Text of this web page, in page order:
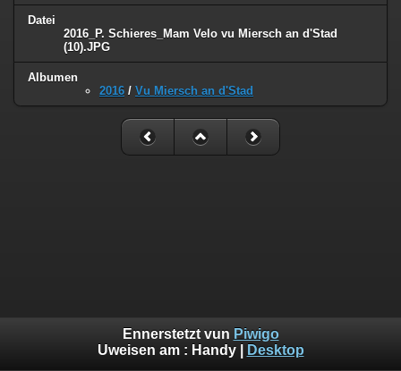
Datei
2016_P. Schieres_Mam Velo vu Miersch an d'Stad
(10).JPG
Albumen
2016 / Vu Miersch an d'Stad
Ennerstetzt vun Piwigo
Uweisen am : Handy| Desktop